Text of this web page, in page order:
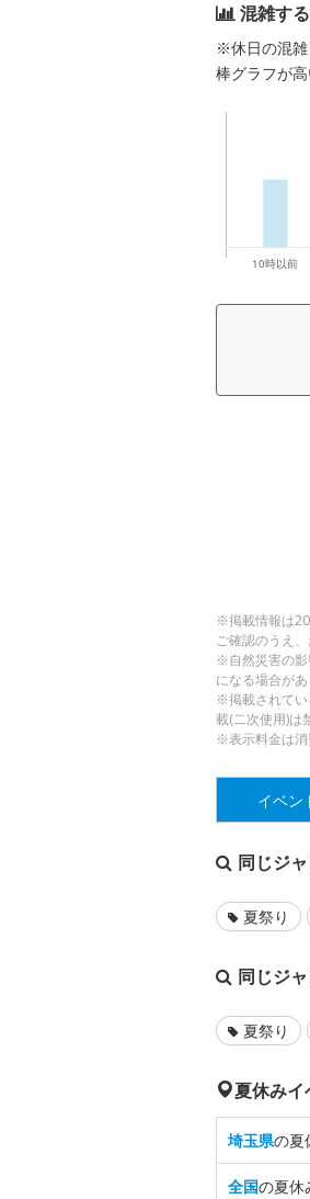
混雑す
※休日の混雑
棒グラフが
※掲載情報は
ご確認のうえ、
※自然災害の影
になる場合があ
※掲載されてい
載(二次使用)は
※表示料金は消
イベン
同じジ
夏祭り
同じジ
夏祭り
夏休みイ
埼玉県の夏
全国の夏休